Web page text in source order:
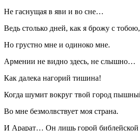
Не гаснущая в яви и во сне…
Ведь столько дней, как я брожу с
Но грустно мне и одиноко мне.
Армении не видно здесь, не слышно…
Как далека нагорий тишина!
Когда шумит вокруг твой город
Во мне безмолвствует моя страна.
И Арарат… Он лишь горой библейской